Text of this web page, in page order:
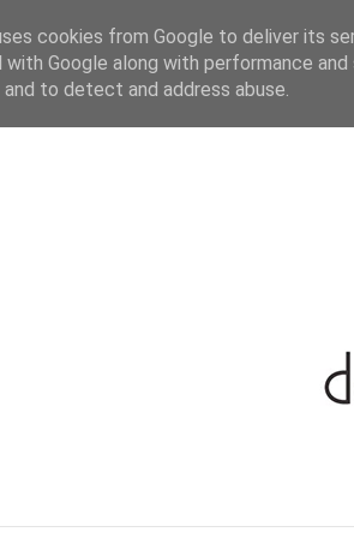
KATEGORIEN ASIAN-GERMAN
cookies from Google to deliver its
with Google along with performance
to detect and address abuse.